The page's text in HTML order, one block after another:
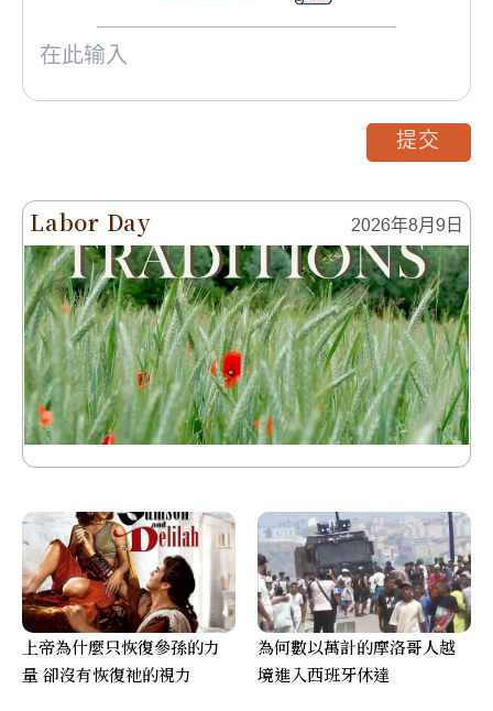
Labor Day 2026年8月9日
提交
上帝為什麼只恢復參孫的力
量 卻沒有恢復祂的視力
為何數以萬計的摩洛哥人越
境進入西班牙休達